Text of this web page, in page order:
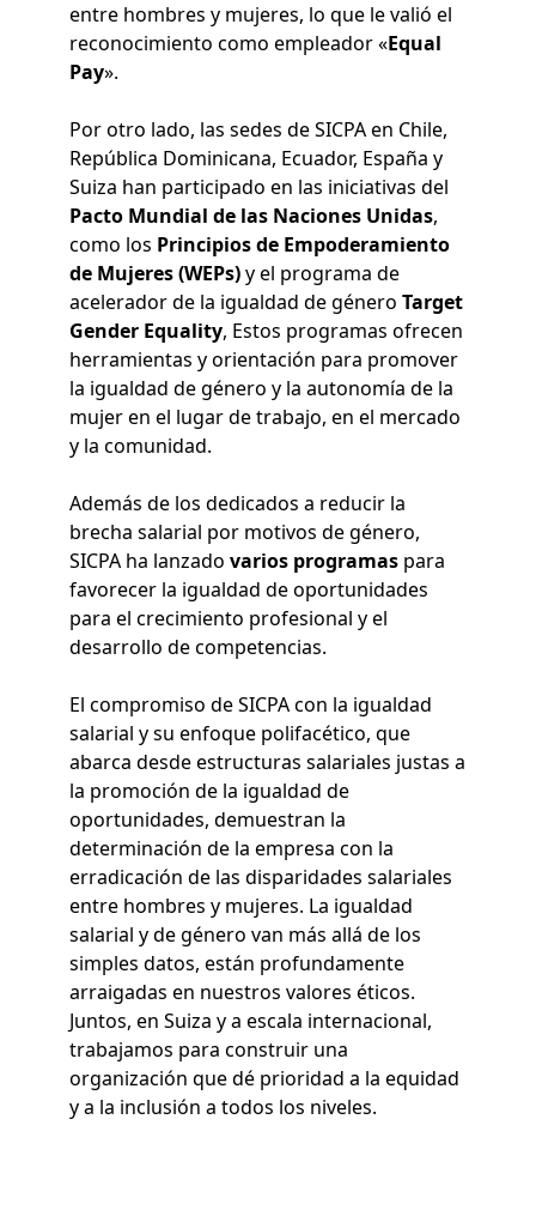
entre hombres y mujeres, lo que le valió el
reconocimiento como empleador «Equal
Pay».
Por otro lado, las sedes de SICPA en Chile,
República Dominicana, Ecuador, España y
Suiza han participado en las iniciativas del
Pacto Mundial de las Naciones Unidas,
como los Principios de Empoderamiento
de Mujeres (WEPs)y el programa de
acelerador de la igualdad de género Target
Gender Equality, Estos programas ofrecen
herramientas y orientación para promover
la igualdad de género y la autonomía de la
mujer en el lugar de trabajo, en el mercado
y la comunidad.
Además de los dedicados a reducir la
brecha salarial por motivos de género,
SICPA ha lanzado varios programaspara
favorecer la igualdad de oportunidades
para el crecimiento profesional y el
desarrollo de competencias.
El compromiso de SICPA con la igualdad
salarial y su enfoque polifacético, que
abarca desde estructuras salariales justas a
la promoción de la igualdad de
oportunidades, demuestran la
determinación de la empresa con la
erradicación de las disparidades salariales
entre hombres y mujeres. La igualdad
salarial y de género van más allá de los
simples datos, están profundamente
arraigadas en nuestros valores éticos.
Juntos, en Suiza y a escala internacional,
trabajamos para construir una
organización que dé prioridad a la equidad
y a la inclusión a todos los niveles.